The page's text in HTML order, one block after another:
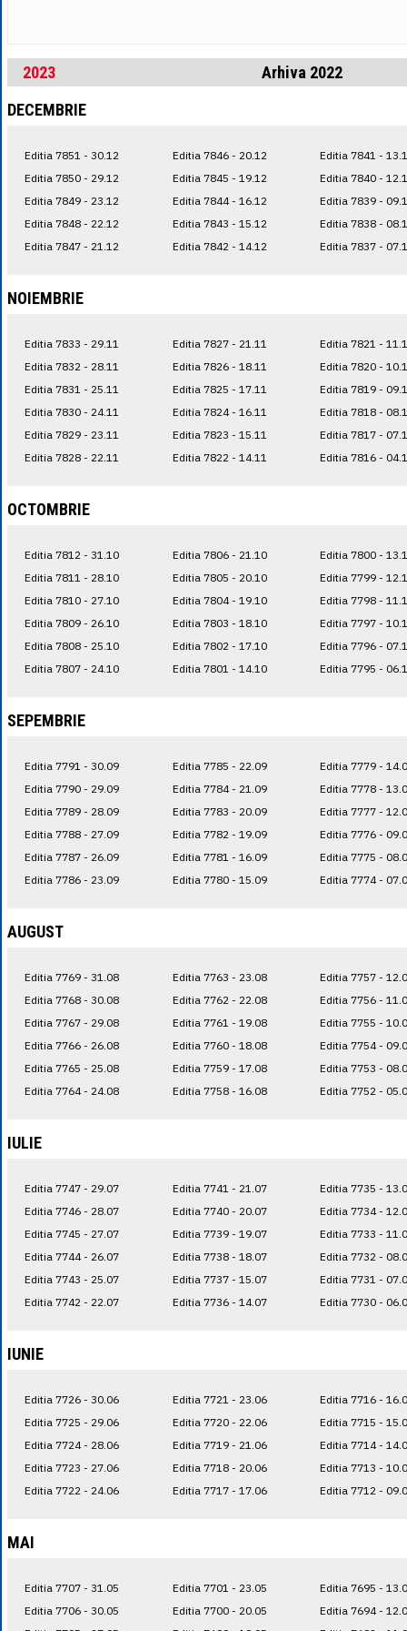
2023
Arhiva 2022
DECEMBRIE
Editia 7851 - 30.12
Editia 7850 - 29.12
Editia 7849 - 23.12
Editia 7848 - 22.12
Editia 7847 - 21.12
Editia 7846 - 20.12
Editia 7845 - 19.12
Editia 7844 - 16.12
Editia 7843 - 15.12
Editia 7842 - 14.12
Editia 7841 -
Editia 7840 -
Editia 7839 -
Editia 7838 -
Editia 7837 -
NOIEMBRIE
Editia 7833 - 29.11
Editia 7832 - 28.11
Editia 7831 - 25.11
Editia 7830 - 24.11
Editia 7829 - 23.11
Editia 7828 - 22.11
Editia 7827 - 21.11
Editia 7826 - 18.11
Editia 7825 - 17.11
Editia 7824 - 16.11
Editia 7823 - 15.11
Editia 7822 - 14.11
Editia 7821 -
Editia 7820 -
Editia 7819 -
Editia 7818 -
Editia 7817 -
Editia 7816 -
OCTOMBRIE
Editia 7812 - 31.10
Editia 7811 - 28.10
Editia 7810 - 27.10
Editia 7809 - 26.10
Editia 7808 - 25.10
Editia 7807 - 24.10
Editia 7806 - 21.10
Editia 7805 - 20.10
Editia 7804 - 19.10
Editia 7803 - 18.10
Editia 7802 - 17.10
Editia 7801 - 14.10
Editia 7800 -
Editia 7799 -
Editia 7798 -
Editia 7797 -
Editia 7796 -
Editia 7795 -
SEPEMBRIE
Editia 7791 - 30.09
Editia 7790 - 29.09
Editia 7789 - 28.09
Editia 7788 - 27.09
Editia 7787 - 26.09
Editia 7786 - 23.09
Editia 7785 - 22.09
Editia 7784 - 21.09
Editia 7783 - 20.09
Editia 7782 - 19.09
Editia 7781 - 16.09
Editia 7780 - 15.09
Editia 7779 -
Editia 7778 -
Editia 7777 -
Editia 7776 -
Editia 7775 -
Editia 7774 -
AUGUST
Editia 7769 - 31.08
Editia 7768 - 30.08
Editia 7767 - 29.08
Editia 7766 - 26.08
Editia 7765 - 25.08
Editia 7764 - 24.08
Editia 7763 - 23.08
Editia 7762 - 22.08
Editia 7761 - 19.08
Editia 7760 - 18.08
Editia 7759 - 17.08
Editia 7758 - 16.08
Editia 7757 -
Editia 7756 -
Editia 7755 -
Editia 7754 -
Editia 7753 -
Editia 7752 -
IULIE
Editia 7747 - 29.07
Editia 7746 - 28.07
Editia 7745 - 27.07
Editia 7744 - 26.07
Editia 7743 - 25.07
Editia 7742 - 22.07
Editia 7741 - 21.07
Editia 7740 - 20.07
Editia 7739 - 19.07
Editia 7738 - 18.07
Editia 7737 - 15.07
Editia 7736 - 14.07
Editia 7735 -
Editia 7734 -
Editia 7733 -
Editia 7732 -
Editia 7731 -
Editia 7730 -
IUNIE
Editia 7726 - 30.06
Editia 7725 - 29.06
Editia 7724 - 28.06
Editia 7723 - 27.06
Editia 7722 - 24.06
Editia 7721 - 23.06
Editia 7720 - 22.06
Editia 7719 - 21.06
Editia 7718 - 20.06
Editia 7717 - 17.06
Editia 7716 -
Editia 7715 -
Editia 7714 -
Editia 7713 -
Editia 7712 -
MAI
Editia 7707 - 31.05
Editia 7706 - 30.05
Editia 7701 - 23.05
Editia 7700 - 20.05
Editia 7695 -
Editia 7694 -